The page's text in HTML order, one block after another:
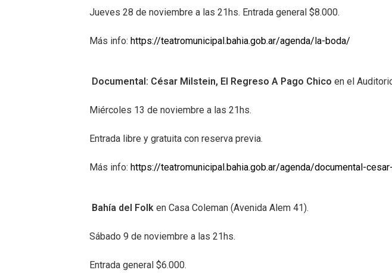
Jueves 28 de noviembre a las 21hs. Entrada general $8.000.
Más info: https://teatromunicipal.bahia.gob.ar/agenda/la-boda/
Documental: César Milstein, El Regreso A Pago Chico en el
Miércoles 13 de noviembre a las 21hs.
Entrada libre y gratuita con reserva previa.
Más info: https://teatromunicipal.bahia.gob.ar/agenda/documental-
Bahía del Folk en Casa Coleman (Avenida Alem 41).
Sábado 9 de noviembre a las 21hs.
Entrada general $6.000.